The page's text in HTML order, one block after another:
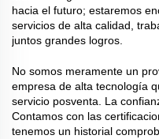
hacia el futuro; estaremos
servicios de alta calidad,
juntos grandes logros.
No somos meramente un
empresa de alta tecnología
servicio posventa. La
Contamos con las
tenemos un historial